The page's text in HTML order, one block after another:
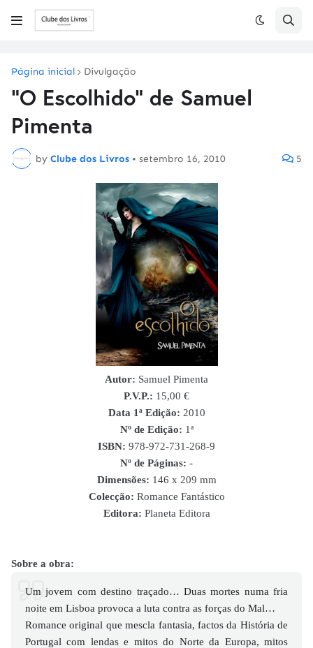
Página inicial Divulgação
"O Escolhido" de Samuel
Pimenta
by Clube dos Livros • setembro 16, 2010 5
Autor: Samuel Pimenta
P.V.P.: 15,00 €
Data 1ª Edição: 2010
Nº de Edição: 1ª
ISBN: 978-972-731-268-9
Nº de Páginas: -
Dimensões: 146 x 209 mm
Colecção: Romance Fantástico
Editora: Planeta Editora
Sobre a obra:
Um jovem com destino traçado… Duas mortes numa fria
noite em Lisboa provoca a luta contra as forças do Mal…
Romance original que mescla fantasia, factos da História de
Portugal com lendas e mitos do Norte da Europa, mitos